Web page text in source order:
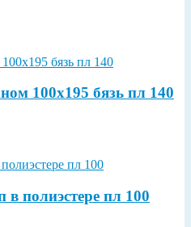
100х195 бязь пл 140
в полиэстере пл 100